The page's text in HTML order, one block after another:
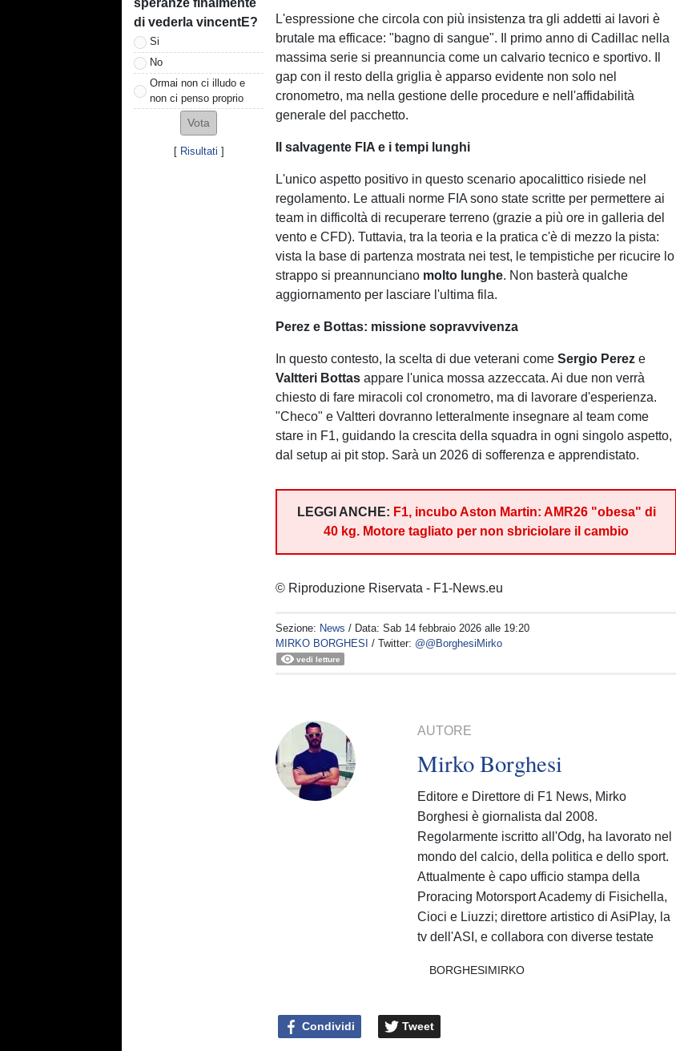
speranze finalmente
di vederla vincentE?
Si
No
Ormai non ci illudo e
non ci penso proprio
[ Risultati ]
L'espressione che circola con più insistenza tra gli addetti ai lavori è
brutale ma efficace: "bagno di sangue". Il primo anno di Cadillac nella
massima serie si preannuncia come un calvario tecnico e sportivo. Il
gap con il resto della griglia è apparso evidente non solo nel
cronometro, ma nella gestione delle procedure e nell'affidabilità
generale del pacchetto.
Il salvagente FIA e i tempi lunghi
L'unico aspetto positivo in questo scenario apocalittico risiede nel
regolamento. Le attuali norme FIA sono state scritte per permettere ai
team in difficoltà di recuperare terreno (grazie a più ore in galleria del
vento e CFD). Tuttavia, tra la teoria e la pratica c'è di mezzo la pista:
vista la base di partenza mostrata nei test, le tempistiche per ricucire lo
strappo si preannunciano molto lunghe. Non basterà qualche
aggiornamento per lasciare l'ultima fila.
Perez e Bottas: missione sopravvivenza
In questo contesto, la scelta di due veterani comeSergio Perez e
Valtteri Bottas appare l'unica mossa azzeccata. Ai due non verrà
chiesto di fare miracoli col cronometro, ma di lavorare d'esperienza.
"Checo" e Valtteri dovranno letteralmente insegnare al team come
stare in F1, guidando la crescita della squadra in ogni singolo aspetto,
dal setup ai pit stop. Sarà un 2026 di sofferenza e apprendistato.
LEGGI ANCHE: F1, incubo Aston Martin: AMR26 "obesa" di
40 kg. Motore tagliato per non sbriciolare il cambio
© Riproduzione Riservata - F1-News.eu
Sezione: News / Data:Sab 14 febbraio 2026 alle 19:20
MIRKO BORGHESI
/ Twitter: @@BorghesiMirko
vedi letture
AUTORE
Mirko Borghesi
Editore e Direttore di F1 News, Mirko
Borghesi è giornalista dal 2008.
Regolarmente iscritto all'Odg, ha lavorato nel
mondo del calcio, della politica e dello sport.
Attualmente è capo ufficio stampa della
Proracing Motorsport Academy di Fisichella,
Cioci e Liuzzi; direttore artistico di AsiPlay, la
tv dell'ASI, e collabora con diverse testate
BORGHESIMIRKO
Condividi Tweet